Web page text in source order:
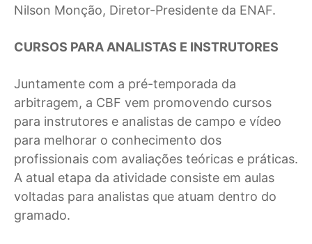
Nilson Monção, Diretor-Presidente da ENAF.
CURSOS PARA ANALISTAS E INSTRUTORES
Juntamente com a pré-temporada da
arbitragem, a CBF vem promovendo cursos
para instrutores e analistas de campo e vídeo
para melhorar o conhecimento dos
profissionais com avaliações teóricas e práticas.
A atual etapa da atividade consiste em aulas
voltadas para analistas que atuam dentro do
gramado.